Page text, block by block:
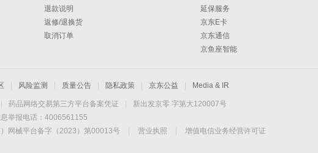
退款说明
返修/退换货
取消订单
延保服务
京东E卡
京东通信
京鱼座智能
风险监测 质量公告 隐私政策 京东公益 Media & IR
药品网络交易第三方平台备案凭证
新出发京零 字第大120007号
举报电话：4006561155
网械平台备字（2023）第00013号 营业执照
增值电信业务经营许可证